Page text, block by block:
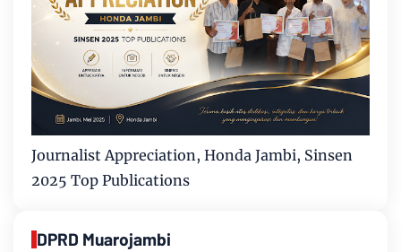
Journalist Appreciation, Honda Jambi, Sinsen
2025 Top Publications
DPRD Muarojambi